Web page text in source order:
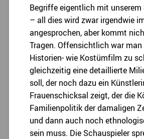
Begriffe eigentlich mit unserem
– all dies wird zwar irgendwie
angesprochen, aber kommt
Tragen. Offensichtlich war
Historien- wie Kostümfilm zu
gleichzeitig eine detaillierte
soll, der noch dazu ein
Frauenschicksal zeigt, der die
Familienpolitik der damaligen
und dann auch noch
sein muss. Die Schauspieler